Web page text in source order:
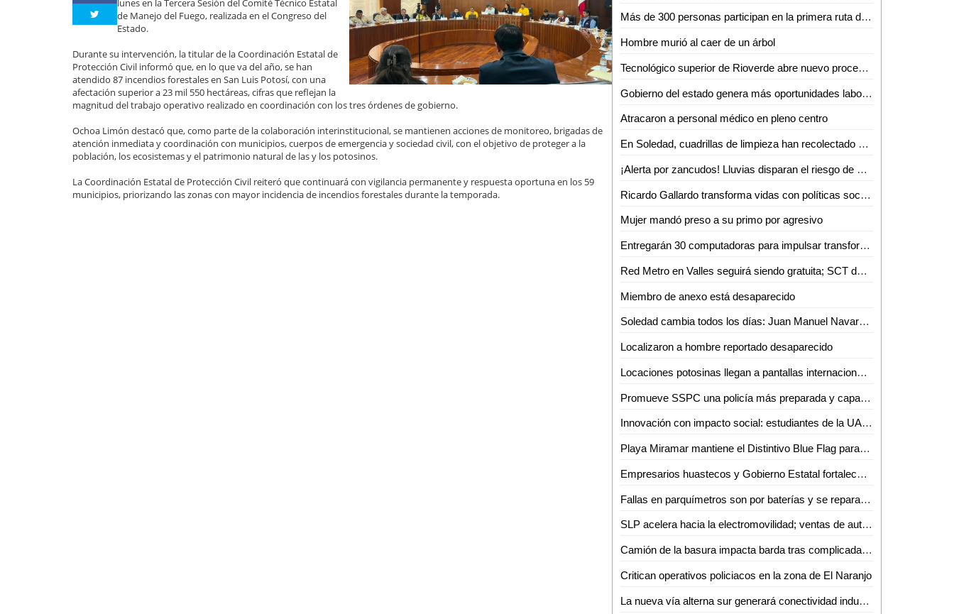
lunes en la Tercera Sesión del Comité Técnico Estatal
de Manejo del Fuego, realizada en el Congreso del
Estado.
Durante su intervención, la titular de la Coordinación Estatal de
Protección Civil informó que, en lo que va del año, se han
atendido 87 incendios forestales en San Luis Potosí, con una
afectación superior a 23 mil 550 hectáreas, cifras que reflejan la
magnitud del trabajo operativo realizado en coordinación con los tres órdenes de gobierno.
Ochoa Limón destacó que, como parte de la colaboración interinstitucional, se mantienen acciones de monitoreo, brigadas de
atención inmediata y coordinación con municipios, cuerpos de emergencia y sociedad civil, con el objetivo de proteger a la
población, los ecosistemas y el patrimonio natural de las y los potosinos.
La Coordinación Estatal de Protección Civil reiteró que continuará con vigilancia permanente y respuesta oportuna en los 59
municipios, priorizando las zonas con mayor incidencia de incendios forestales durante la temporada.
Más de 300 personas participan en la primera ruta de senderismo por la reinserción
Hombre murió al caer de un árbol
Tecnológico superior de Rioverde abre nuevo proceso de admisión por alta demanda
Gobierno del estado genera más oportunidades laborales a mujeres potosinas
Atracaron a personal médico en pleno centro
En Soledad, cuadrillas de limpieza han recolectado más de 10 toneladas de residuos por la fiesta futbolera
¡Alerta por zancudos! Lluvias disparan el riesgo de dengue, zika y chikungunya
Ricardo Gallardo transforma vidas con políticas sociales sin límites
Mujer mandó preso a su primo por agresivo
Entregarán 30 computadoras para impulsar transformación digital de negocios de la Huasteca
Red Metro en Valles seguirá siendo gratuita; SCT desmiente cobro de 12 pesos
Miembro de anexo está desaparecido
Soledad cambia todos los días: Juan Manuel Navarro, al arrancar pavimentación en bulevar Valle de los Fantasmas
Localizaron a hombre reportado desaparecido
Locaciones potosinas llegan a pantallas internacionales
Promueve SSPC una policía más preparada y capacitada
Innovación con impacto social: estudiantes de la UASLP crean plataforma para digitalizar servicios
Playa Miramar mantiene el Distintivo Blue Flag para la temporada 2026-2027
Empresarios huastecos y Gobierno Estatal fortalecen alianza para atraer inversiones
Fallas en parquímetros son por baterías y se reparan en menos de una hora: Gabriel Castañeda
SLP acelera hacia la electromovilidad; ventas de autos híbridos y eléctricos crecen 59%
Camión de la basura impacta barda tras complicada maniobra en Villas del Carmen
Critican operativos policiacos en la zona de El Naranjo
La nueva vía alterna sur generará conectividad industrial en SLP